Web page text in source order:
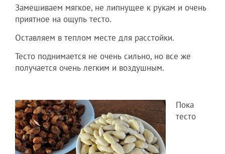
Замешиваем мягкое, не липнущее к рукам и очень
приятное на ощупь тесто.
Оставляем в теплом месте для расстойки.
Тесто поднимается не очень сильно, но все же
получается очень легким и воздушным.
Пока
тесто